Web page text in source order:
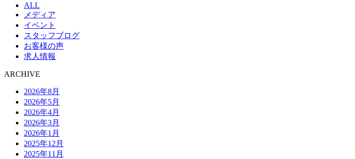
ALL
メディア
イベント
スタッフブログ
お客様の声
求人情報
ARCHIVE
2026年8月
2026年5月
2026年4月
2026年3月
2026年1月
2025年12月
2025年11月